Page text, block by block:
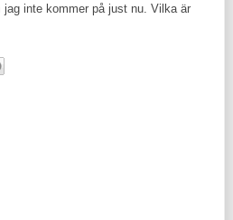
inte kommer på just nu. Vilka är